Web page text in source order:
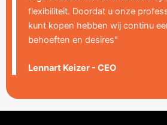
flexibiliteit. Doordat u onze
kunt kopen hebben wij continu
behoeften en desires"
Lennart Keizer - CEO